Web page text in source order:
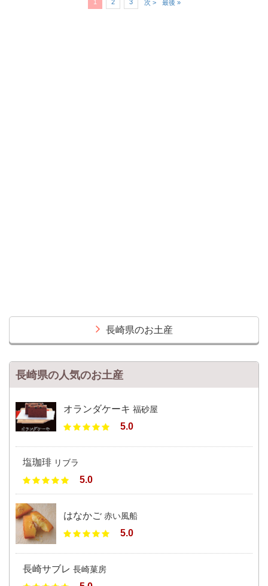
1 2 3 次 > 最後 »
長崎県のお土産
長崎県の人気のお土産
オランダケーキ 福砂屋
5.0
塩珈琲 リブラ
5.0
はなかご 赤い風船
5.0
長崎サブレ 長崎菓房